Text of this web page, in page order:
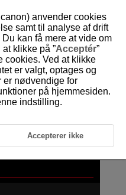
).
anvender cookies
samt til analyse af drift
kan få mere at vide om
at klikke på ”Acceptér”
cookies. Ved at klikke
er valgt, optages og
er nødvendige for
på hjemmesiden.
indstilling.
Accepterer ikke